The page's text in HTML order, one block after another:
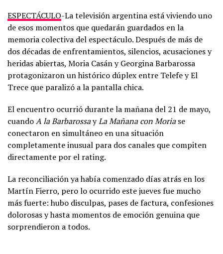
ESPECTÁCULO-La televisión argentina está viviendo uno
de esos momentos que quedarán guardados en la
memoria colectiva del espectáculo. Después de más de
dos décadas de enfrentamientos, silencios, acusaciones y
heridas abiertas, Moria CasányGeorgina Barbarossa
protagonizaron un histórico dúplex entre Telefe y El
Trece que paralizó a la pantalla chica.
El encuentro ocurrió durante la mañana del 21 de mayo,
cuandoA la BarbarossayLa Mañana con Moriase
conectaron en simultáneo en una situación
completamente inusual para dos canales que compiten
directamente por el rating.
La reconciliación ya había comenzado días atrás en los
Martín Fierro, pero lo ocurrido este jueves fue mucho
más fuerte: hubo disculpas, pases de factura, confesiones
dolorosas y hasta momentos de emoción genuina que
sorprendieron a todos.